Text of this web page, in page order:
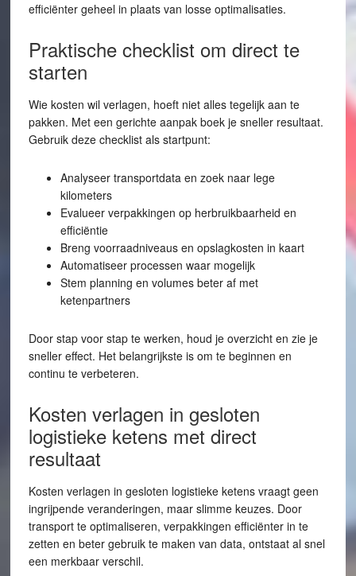
efficiënter geheel in plaats van losse optimalisaties.
Praktische checklist om direct te
starten
Wie kosten wil verlagen, hoeft niet alles tegelijk aan te
pakken. Met een gerichte aanpak boek je sneller resultaat.
Gebruik deze checklist als startpunt:
Analyseer transportdata en zoek naar lege
kilometers
Evalueer verpakkingen op herbruikbaarheid en
efficiëntie
Breng voorraadniveaus en opslagkosten in kaart
Automatiseer processen waar mogelijk
Stem planning en volumes beter af met
ketenpartners
Door stap voor stap te werken, houd je overzicht en zie je
sneller effect. Het belangrijkste is om te beginnen en
continu te verbeteren.
Kosten verlagen in gesloten
logistieke ketens met direct
resultaat
Kosten verlagen in gesloten logistieke ketens vraagt geen
ingrijpende veranderingen, maar slimme keuzes. Door
transport te optimaliseren, verpakkingen efficiënter in te
zetten en beter gebruik te maken van data, ontstaat al snel
een merkbaar verschil.